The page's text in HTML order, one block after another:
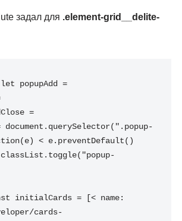
задал для .element-grid__delite-
popupAdd =
=
< e.preventDefault()
initialCards = [< name:
cards-